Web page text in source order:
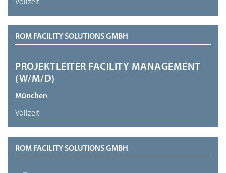
Vollzeit
ROM FACILITY SOLUTIONS GMBH
PROJEKTLEITER FACILITY MANAGEMENT
(W/M/D)
München
Vollzeit
ROM FACILITY SOLUTIONS GMBH